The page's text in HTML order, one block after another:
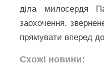
діла милосердя
заохочення,
прямувати вперед
Схожі новини: